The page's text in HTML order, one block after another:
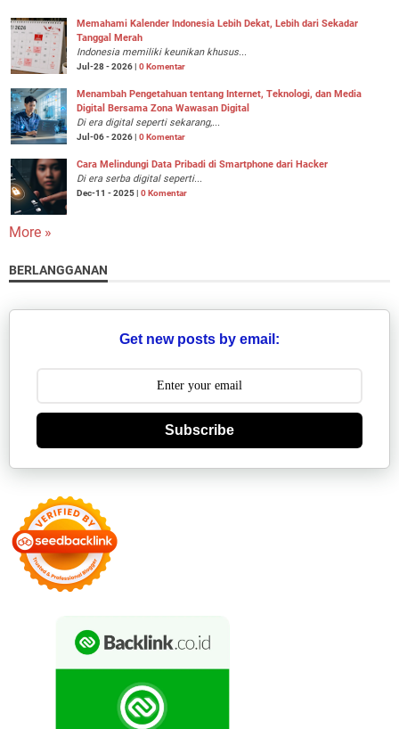
Memahami Kalender Indonesia Lebih Dekat, Lebih dari Sekadar
Tanggal Merah
Indonesia memiliki keunikan khusus...
Jul-28 - 2026 | 0 Komentar
Menambah Pengetahuan tentang Internet, Teknologi, dan Media
Digital Bersama Zona Wawasan Digital
Di era digital seperti sekarang,...
Jul-06 - 2026 | 0 Komentar
Cara Melindungi Data Pribadi di Smartphone dari Hacker
Di era serba digital seperti...
Dec-11 - 2025 | 0 Komentar
More »
BERLANGGANAN
Get new posts by email:
Subscribe